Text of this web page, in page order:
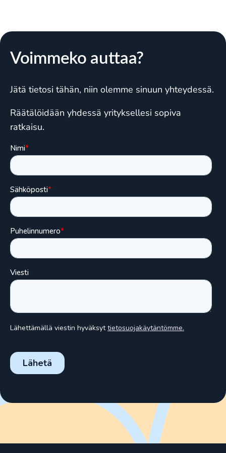
Voimmeko auttaa?
Jätä tietosi tähän, niin olemme sinuun yhteydessä.
Räätälöidään yhdessä yrityksellesi sopiva
ratkaisu.